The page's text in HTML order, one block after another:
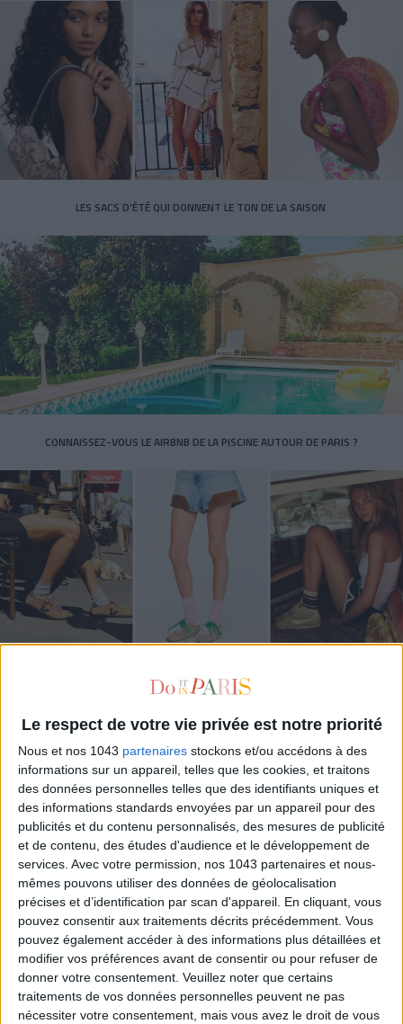
Le respect de votre vie privée est notre priorité
Nous et nos 1043 partenaires stockons et/ou accédons à des
informations sur un appareil, telles que les cookies, et traitons
des données personnelles telles que des identifiants uniques et
des informations standards envoyées par un appareil pour des
publicités et du contenu personnalisés, des mesures de publicité
et de contenu, des études d'audience et le développement de
services. Avec votre permission, nos 1043 partenaires et nous-
mêmes pouvons utiliser des données de géolocalisation
précises et d’identification par scan d'appareil. En cliquant, vous
pouvez consentir aux traitements décrits précédemment. Vous
pouvez également accéder à des informations plus détaillées et
modifier vos préférences avant de consentir ou pour refuser de
donner votre consentement. Veuillez noter que certains
traitements de vos données personnelles peuvent ne pas
nécessiter votre consentement, mais vous avez le droit de vous
LES SACS D’ÉTÉ QUI DONNENT LE TON DE LA SAISON
CONNAISSEZ-VOUS LE AIRBNB DE LA PISCINE AUTOUR DE PARIS ?
LES SNEAKERS STARS DE L’ÉTÉ
Inscrivez-vous à notre newsletter
S'INSCRIRE